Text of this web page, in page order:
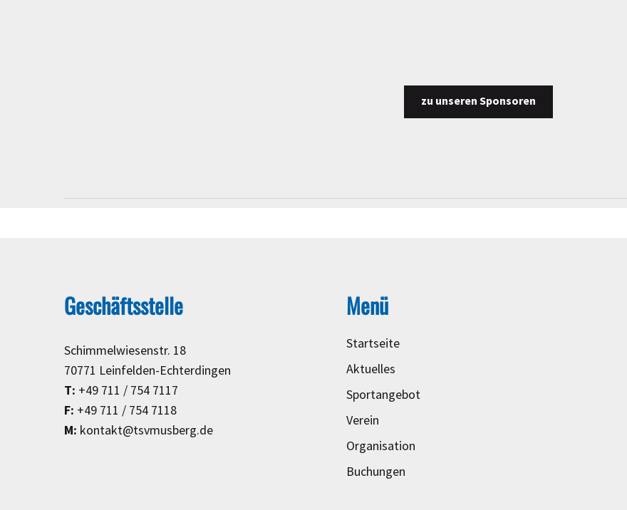
zu unseren Sponsoren
Geschäftsstelle
Schimmelwiesenstr. 18
70771 Leinfelden-Echterdingen
T: +49 711 / 754 7117
F: +49 711 / 754 7118
M: kontakt@tsvmusberg.de
Menü
Startseite
Aktuelles
Sportangebot
Verein
Organisation
Buchungen